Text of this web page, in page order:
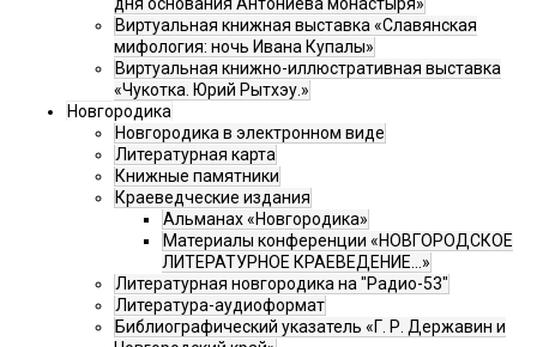
дня основания Антониева монастыря»
Виртуальная книжная выставка «Славянская
мифология: ночь Ивана Купалы»
Виртуальная книжно-иллюстративная выставка
«Чукотка. Юрий Рытхэу.»
Новгородика
Новгородика в электронном виде
Литературная карта
Книжные памятники
Краеведческие издания
Альманах «Новгородика»
Материалы конференции «НОВГОРОДСКОЕ
ЛИТЕРАТУРНОЕ КРАЕВЕДЕНИЕ...»
Литературная новгородика на "Радио-53"
Литература-аудиоформат
Библиографический указатель «Г. Р. Державин и